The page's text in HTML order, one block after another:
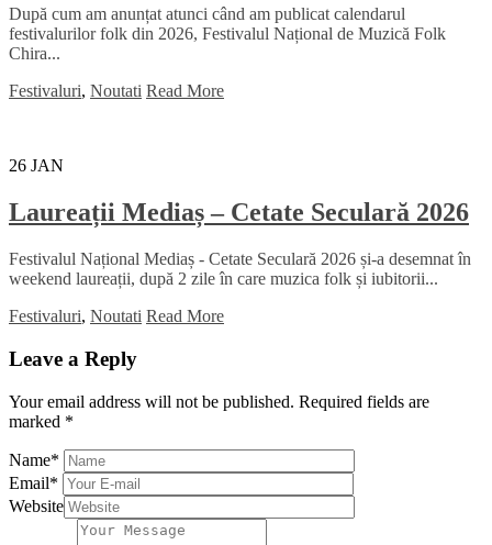
După cum am anunțat atunci când am publicat calendarul
festivalurilor folk din 2026, Festivalul Național de Muzică Folk
Chira...
Festivaluri, Noutati Read More
26 JAN
Laureații Mediaș – Cetate Seculară 2026
Festivalul Național Mediaș - Cetate Seculară 2026 și-a desemnat în
weekend laureații, după 2 zile în care muzica folk și iubitorii...
Festivaluri, Noutati Read More
Leave a Reply
Your email address will not be published. Required fields are
marked *
Name*
Email*
Website